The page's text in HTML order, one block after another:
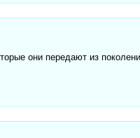
они передают из